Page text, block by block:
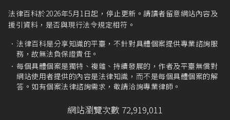
法律百科於2026年5月1日起，停止更新。請讀者留意網站內容及
援引資料，是否與現行法令規定相符。
法律百科是分享知識的平臺，不針對具體個案提供專業諮詢服
務，故無法負保證責任。
每個具體個案是獨特、複雜、持續發展的，作者及平臺無償對
網站使用者提供的內容是法律知識，而不是每個具體個案的解
答。如有個案法律諮詢需求，敬請洽詢專業律師。
網站瀏覽次數 72,919,011